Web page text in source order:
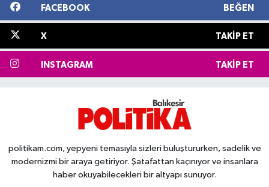
FACEBOOK BEĞEN
X TAKIP ET
INSTAGRAM TAKIP ET
politikam.com, yepyeni temasıyla sizleri buluştururken, sadelik ve
modernizmi bir araya getiriyor. Şatafattan kaçınıyor ve insanlara
haber okuyabilecekleri bir altyapı sunuyor.